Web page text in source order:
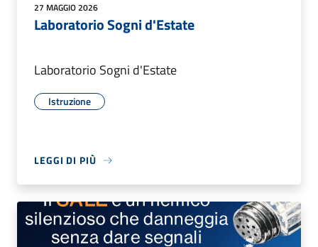
27 MAGGIO 2026
Laboratorio Sogni d'Estate
Laboratorio Sogni d'Estate
Istruzione
LEGGI DI PIÙ